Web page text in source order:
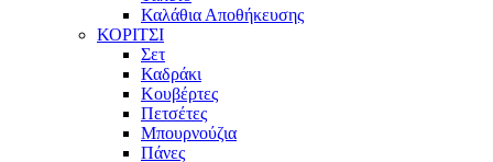
Καλάθια Αποθήκευσης
ΚΟΡΙΤΣΙ
Σετ
Καδράκι
Κουβέρτες
Πετσέτες
Μπουρνούζια
Πάνες